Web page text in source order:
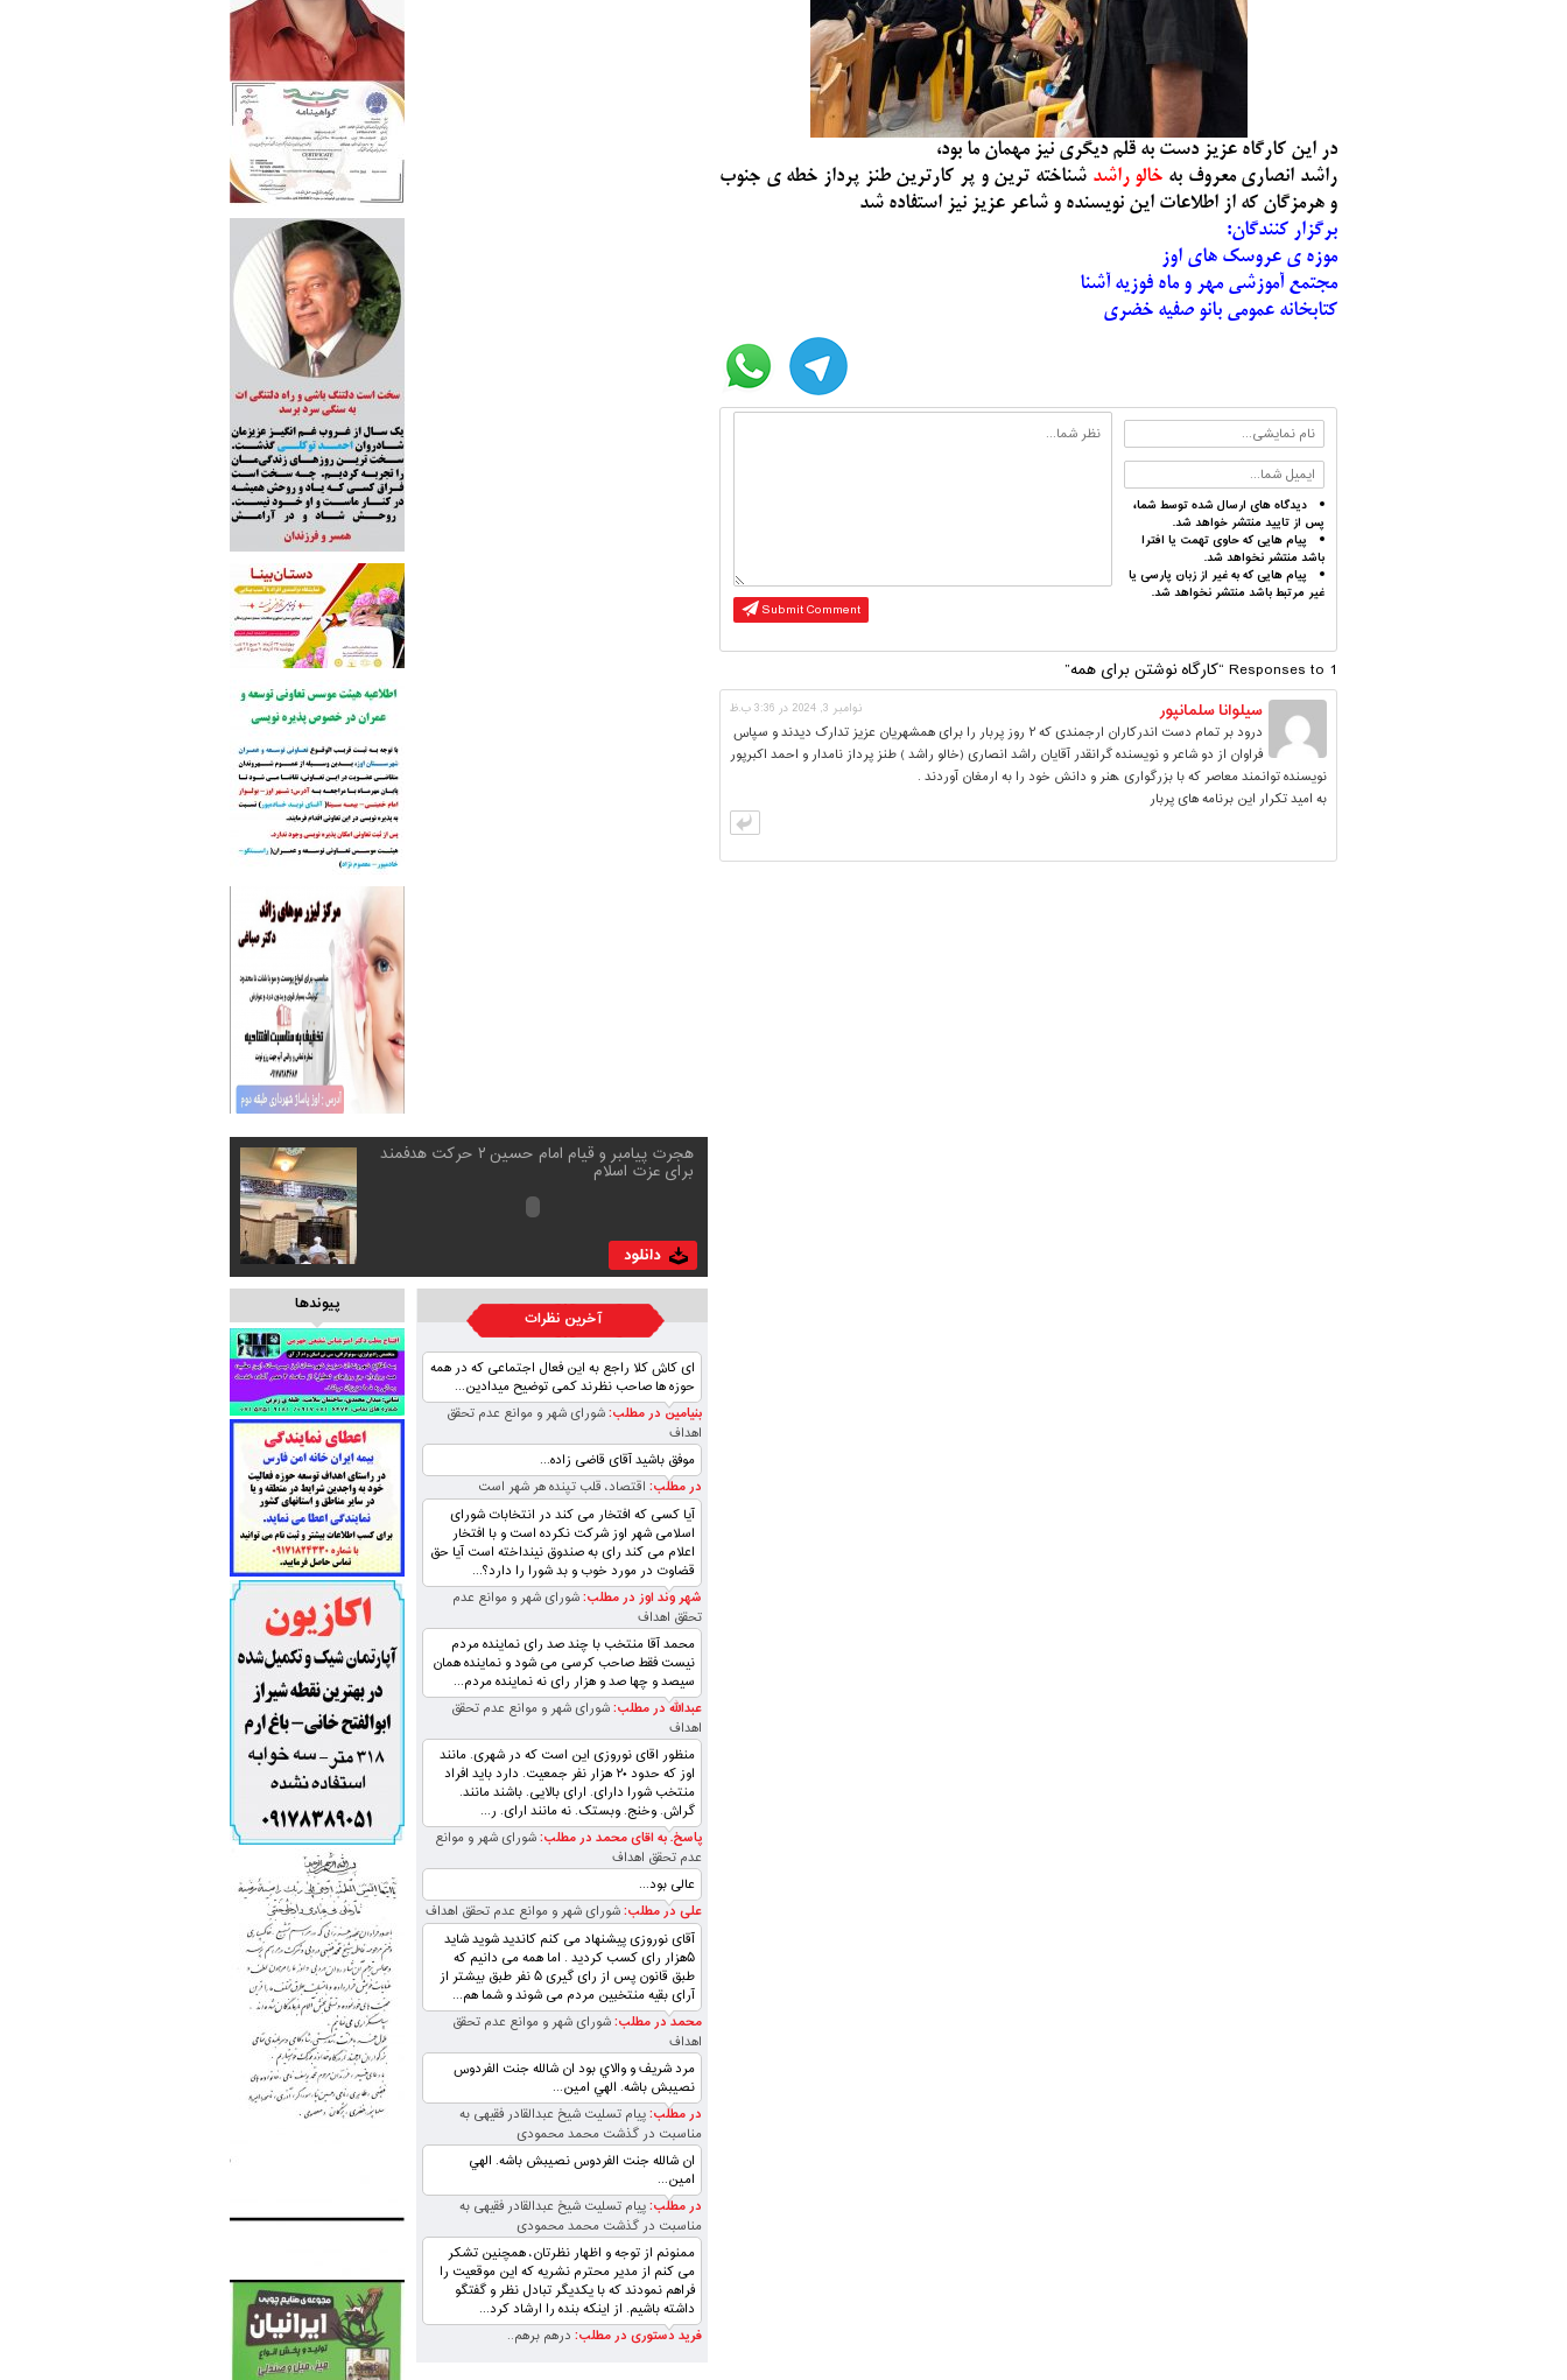
در این کارگاه عزیز دست به قلم دیگری نیز مهمان ما بود،
راشد انصاری معروف به خالو راشد شناخته ترین و پر کارترین طنز پرداز خطه ی جنوب
و هرمزگان که از اطلاعات این نویسنده و شاعر عزیز نیز استفاده شد
برگزار کنندگان:
موزه ی عروسک های اوز
مجتمع آموزشی مهر و ماه فوزیه آشنا
کتابخانه عمومی بانو صفیه خضری
دیدگاه های ارسال شده توسط شما،
پس از تایید منتشر خواهد شد.
پیام هایی که حاوی تهمت یا افترا
باشد منتشر نخواهد شد.
پیام هایی که به غیر از زبان پارسی یا
غیر مرتبط باشد منتشر نخواهد شد.
1 Responses to “کارگاه نوشتن برای همه”
سیلوانا سلمانپور نوامبر 3, 2024 در 3:36 ب.ظ
درود بر تمام دست اندرکاران ارجمندی که ۲ روز پربار را برای همشهریان عزیز تدارک دیدند و سپاس
فراوان از دو شاعر و نویسنده گرانقدر آقایان راشد انصاری (خالو راشد ) طنز پرداز نامدار و احمد اکبرپور
نویسنده توانمند معاصر که با بزرگواری ،هنر و دانش خود را به ارمغان آوردند .
به امید تکرار این برنامه های پربار
هجرت پیامبر و قیام امام حسین ۲ حرکت هدفمند
برای عزت اسلام
آخرین نظرات
ای کاش کلا راجع به این فعال اجتماعی که در همه
حوزه ها صاحب نظرند کمی توضیح میدادین...
بنیامین در مطلب:شورای شهر و موانع عدم تحقق
اهداف
موفق باشید آقای قاضی زاده...
در مطلب: اقتصاد، قلب تپنده‌ هر شهر است
آیا کسی که افتخار می کند در انتخابات شورای
اسلامی شهر اوز شرکت نکرده است و با افتخار
اعلام می کند رای به صندوق نینداخته است آیا حق
قضاوت در مورد خوب و بد شورا را دارد؟...
شهر وند اوز در مطلب:شورای شهر و موانع عدم
تحقق اهداف
محمد آقا منتخب با چند صد رای نماینده مردم
نیست فقط صاحب کرسی می شود و نماینده همان
سیصد و چها صد و هزار رای نه نماینده مردم...
عبدالله در مطلب:شورای شهر و موانع عدم تحقق
اهداف
منظور اقای نوروزی این است که در شهری. مانند
اوز که حدود ۲۰ هزار نفر جمعیت. دارد باید افراد
منتخب شورا دارای. ارای بالایی. باشند مانند.
گراش. وخنج. وبستک. نه مانند ارای. ر...
پاسخ. به اقای محمد در مطلب:شورای شهر و موانع
عدم تحقق اهداف
عالی بود...
علی در مطلب:شورای شهر و موانع عدم تحقق اهداف
آقای نوروزی پیشنهاد می کنم کاندید شوید شاید
۵هزار رای کسب کردید . اما همه می دانیم که
طبق قانون پس از رای گیری ۵ نفر طبق بیشتر از
آرای بقیه منتخبین مردم می شوند و شما هم...
محمد در مطلب:شورای شهر و موانع عدم تحقق
اهداف
مرد شريف و والاي بود ان شالله جنت الفردوس
نصيبش باشه. الهي امين...
در مطلب:پیام تسلیت شیخ عبدالقادر فقیهی به
مناسبت در گذشت محمد محمودی
ان شالله جنت الفردوس نصيبش باشه. الهي
امين...
در مطلب:پیام تسلیت شیخ عبدالقادر فقیهی به
مناسبت در گذشت محمد محمودی
ممنونم از توجه و اظهار نظرتان، همچنین تشکر
می کنم از مدیر محترم نشریه که این موقعیت را
فراهم نمودند که با یکدیگر تبادل نظر و گفتگو
داشته باشیم. از اینکه بنده را ارشاد کرد...
فرید دستوری در مطلب: درهم برهم..
پیوندها